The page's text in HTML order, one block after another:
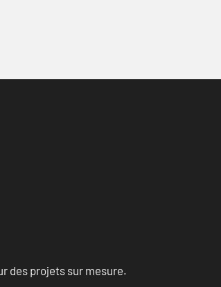
des projets sur mesure.